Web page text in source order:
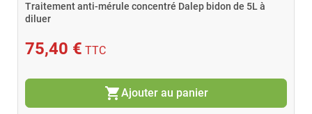
Traitement anti-mérule concentré Dalep bidon de 5L à
diluer
75,40 € TTC
shopping_cartAjouter au panier